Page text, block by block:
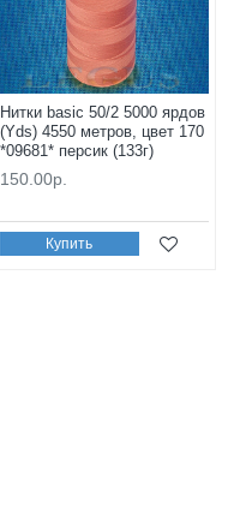
Нитки basic 50/2 5000 ярдов
(Yds) 4550 метров, цвет 170
*09681* персик (133г)
150.00р.
Купить